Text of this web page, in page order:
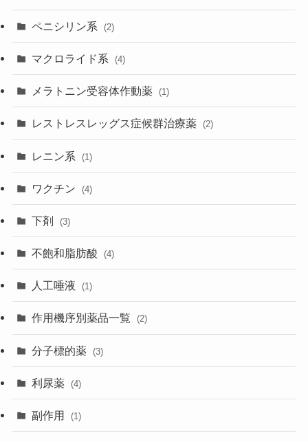
ペニシリン系 (2)
マクロライド系 (4)
メラトニン受容体作動薬 (1)
レストレスレッグス症候群治療薬 (2)
レニン系 (1)
ワクチン (4)
下剤 (3)
不飽和脂肪酸 (4)
人工唾液 (1)
作用機序別薬品一覧 (2)
分子標的薬 (3)
利尿薬 (4)
副作用 (1)